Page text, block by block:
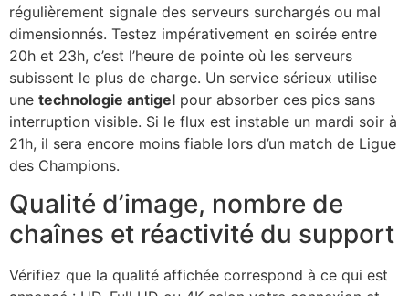
régulièrement signale des serveurs surchargés ou mal
dimensionnés. Testez impérativement en soirée entre
20h et 23h, c’est l’heure de pointe où les serveurs
subissent le plus de charge. Un service sérieux utilise
une technologie antigel pour absorber ces pics sans
interruption visible. Si le flux est instable un mardi soir à
21h, il sera encore moins fiable lors d’un match de Ligue
des Champions.
Qualité d’image, nombre de
chaînes et réactivité du support
Vérifiez que la qualité affichée correspond à ce qui est